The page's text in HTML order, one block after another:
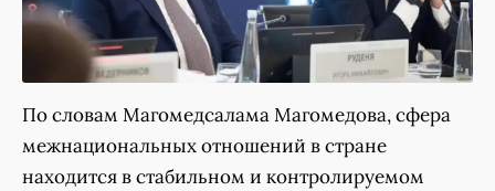
По словам Магомедсалама Магомедова, сфера
межнациональных отношений в стране
находится в стабильном и контролируемом